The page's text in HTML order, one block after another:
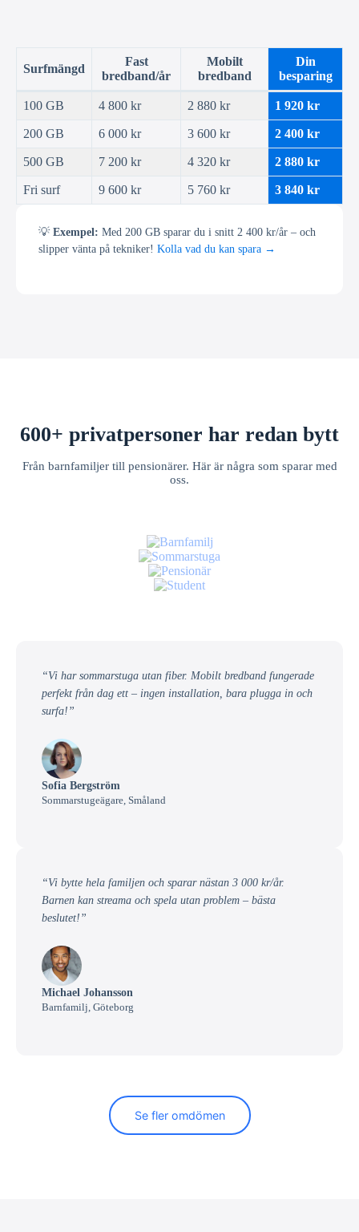
Surfmängd
Fast
bredband/år
Mobilt
bredband
Din
besparing
100 GB 4 800 kr 2 880 kr 1 920 kr
200 GB 6 000 kr 3 600 kr 2 400 kr
500 GB 7 200 kr 4 320 kr 2 880 kr
Fri surf 9 600 kr 5 760 kr 3 840 kr
💡Exempel: Med 200 GB sparar du i snitt 2 400 kr/år – och
slipper vänta på tekniker! Kolla vad du kan spara →
600+ privatpersoner har redan bytt
Från barnfamiljer till pensionärer. Här är några som sparar med
oss.
“Vi har sommarstuga utan fiber. Mobilt bredband fungerade
perfekt från dag ett – ingen installation, bara plugga in och
surfa!”
Sofia Bergström
Sommarstugeägare, Småland
“Vi bytte hela familjen och sparar nästan 3 000 kr/år.
Barnen kan streama och spela utan problem – bästa
beslutet!”
Michael Johansson
Barnfamilj, Göteborg
Se fler omdömen